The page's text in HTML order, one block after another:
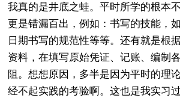
我真的是井底之蛙。平时所学的根本
更是错漏百出，例如：书写的技能，
日期书写的规范性等等。还有就是根
资料，在填写原始凭证、记账、编制
阻。想想原因，多半是因为平时的理
经不起实践的考验啊。这也是我实习